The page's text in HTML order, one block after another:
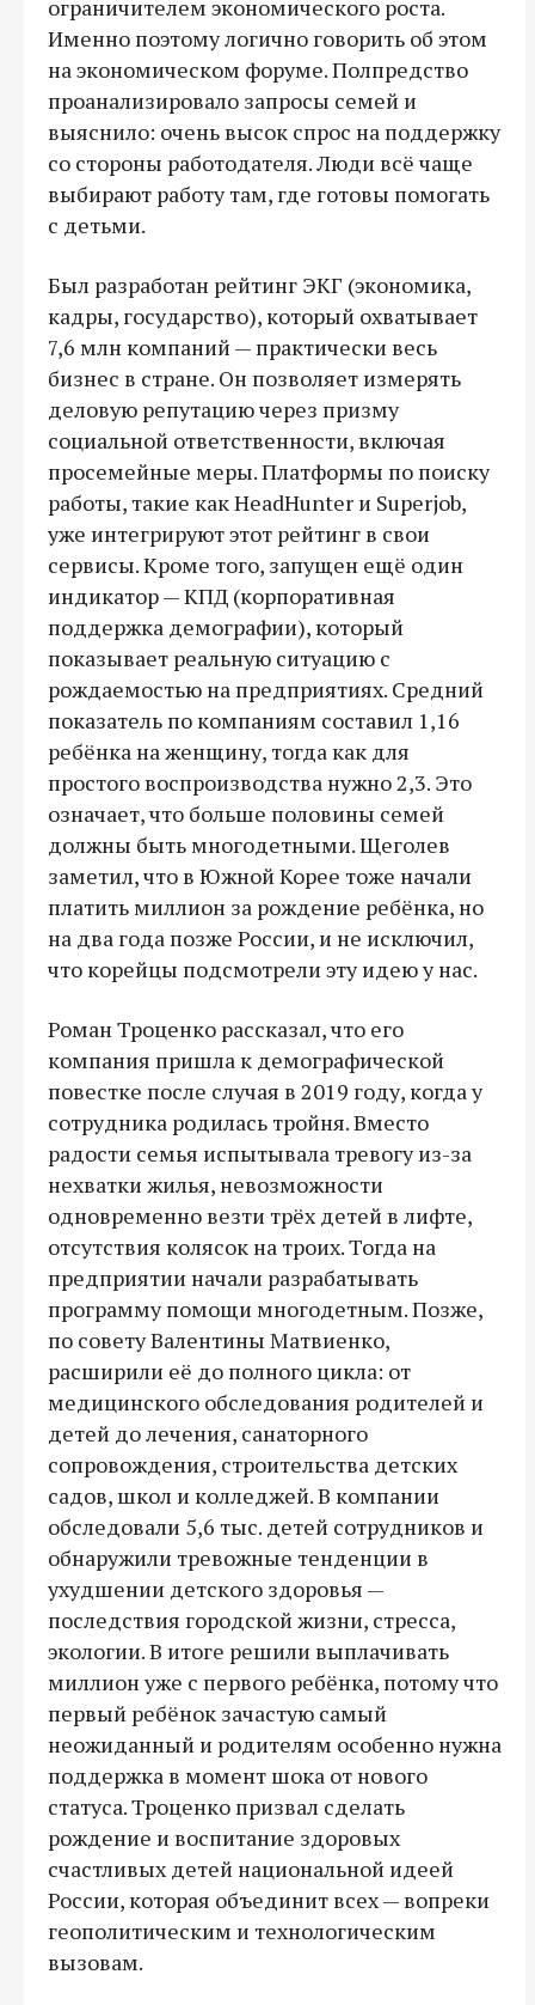
ограничителем экономического роста.
Именно поэтому логично говорить об этом
на экономическом форуме. Полпредство
проанализировало запросы семей и
выяснило: очень высок спрос на поддержку
со стороны работодателя. Люди всё чаще
выбирают работу там, где готовы помогать
с детьми.
Был разработан рейтинг ЭКГ (экономика,
кадры, государство), который охватывает
7,6 млн компаний — практически весь
бизнес в стране. Он позволяет измерять
деловую репутацию через призму
социальной ответственности, включая
просемейные меры. Платформы по поиску
работы, такие как HeadHunter и Superjob,
уже интегрируют этот рейтинг в свои
сервисы. Кроме того, запущен ещё один
индикатор — КПД (корпоративная
поддержка демографии), который
показывает реальную ситуацию с
рождаемостью на предприятиях. Средний
показатель по компаниям составил 1,16
ребёнка на женщину, тогда как для
простого воспроизводства нужно 2,3. Это
означает, что больше половины семей
должны быть многодетными. Щеголев
заметил, что в Южной Корее тоже начали
платить миллион за рождение ребёнка, но
на два года позже России, и не исключил,
что корейцы подсмотрели эту идею у нас.
Роман Троценко рассказал, что его
компания пришла к демографической
повестке после случая в 2019 году, когда у
сотрудника родилась тройня. Вместо
радости семья испытывала тревогу из-за
нехватки жилья, невозможности
одновременно везти трёх детей в лифте,
отсутствия колясок на троих. Тогда на
предприятии начали разрабатывать
программу помощи многодетным. Позже,
по совету Валентины Матвиенко,
расширили её до полного цикла: от
медицинского обследования родителей и
детей до лечения, санаторного
сопровождения, строительства детских
садов, школ и колледжей. В компании
обследовали 5,6 тыс. детей сотрудников и
обнаружили тревожные тенденции в
ухудшении детского здоровья —
последствия городской жизни, стресса,
экологии. В итоге решили выплачивать
миллион уже с первого ребёнка, потому что
первый ребёнок зачастую самый
неожиданный и родителям особенно нужна
поддержка в момент шока от нового
статуса. Троценко призвал сделать
рождение и воспитание здоровых
счастливых детей национальной идеей
России, которая объединит всех — вопреки
геополитическим и технологическим
вызовам.